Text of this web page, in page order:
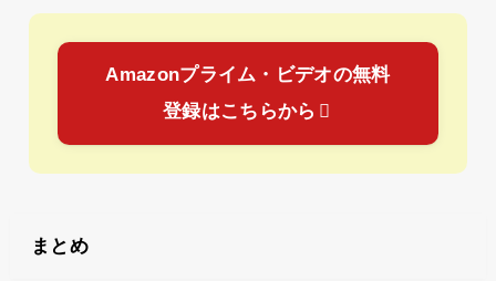
Amazonプライム・ビデオの無料
登録はこちらから
まとめ